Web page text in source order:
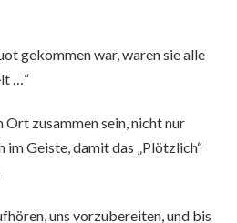
gekommen war, waren sie alle
…“
zusammen sein, nicht nur
im Geiste, damit das „Plötzlich“
uns vorzubereiten, und bis